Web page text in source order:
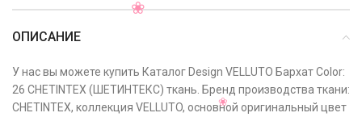
ОПИСАНИЕ
У нас вы можете купить Каталог Design VELLUTO Бархат Color:
26 CHETINTEX (ШЕТИНТЕКС) ткань. Бренд производства ткани:
CHETINTEX, коллекция VELLUTO, основной оригинальный цвет